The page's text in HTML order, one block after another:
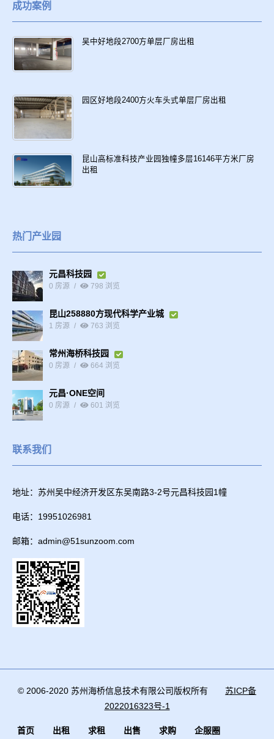
成功案例
吴中好地段2700方单层厂房出租
园区好地段2400方火车头式单层厂房出租
昆山高标准科技产业园独幢多层16146平方米厂房
出租
热门产业园
元昌科技园
0 房源 798 浏览
昆山258880方现代科学产业城
1 房源 763 浏览
常州海桥科技园
0 房源 664 浏览
元昌·ONE空间
0 房源 601 浏览
联系我们
地址：苏州吴中经济开发区东吴南路3-2号元昌科技园1幢
电话：19951026981
邮箱：admin@51sunzoom.com
© 2006-2020 苏州海桥信息技术有限公司版权所有 苏ICP备
2022016323号-1
首页 出租 求租 出售 求购 企服圈